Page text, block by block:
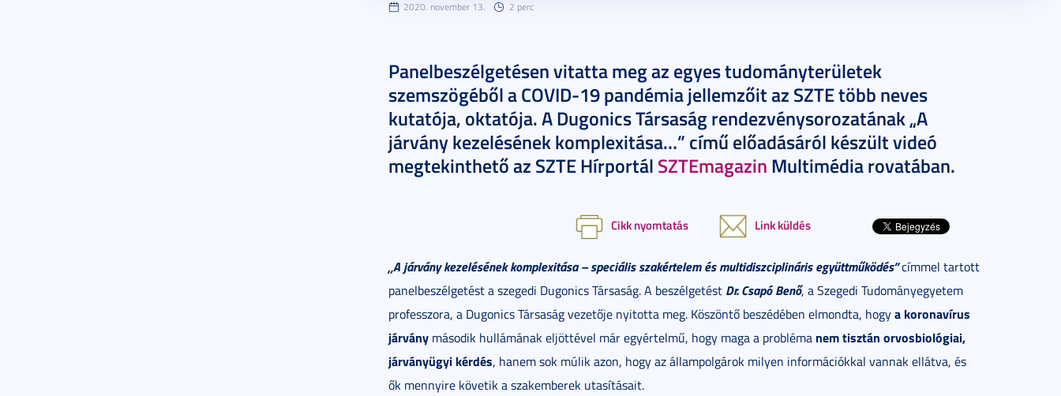
2020. november 13. 2 perc
Panelbeszélgetésen vitatta meg az egyes tudományterületek
szemszögéből a COVID-19 pandémia jellemzőit az SZTE több neves
kutatója, oktatója. A Dugonics Társaság rendezvénysorozatának „A
járvány kezelésének komplexitása…” című előadásáról készült videó
megtekinthető az SZTE Hírportál SZTEmagazin Multimédia rovatában.
Cikk nyomtatás Link küldés
„A járvány kezelésének komplexitása – speciális szakértelem és multidiszciplináris együttműködés”címmel tartott
panelbeszélgetést a szegedi Dugonics Társaság. A beszélgetést Dr. Csapó Benő, a Szegedi Tudományegyetem
professzora, a Dugonics Társaság vezetője nyitotta meg. Köszöntő beszédében elmondta, hogya koronavírus
járvány második hullámának eljöttével már egyértelmű, hogy maga a probléma nem tisztán orvosbiológiai,
járványügyi kérdés, hanem sok múlik azon, hogy az állampolgárok milyen információkkal vannak ellátva, és
ők mennyire követik a szakemberek utasításait.